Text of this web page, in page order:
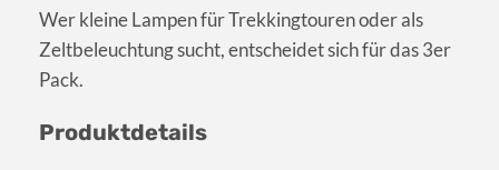
Wer kleine Lampen für Trekkingtouren oder als
Zeltbeleuchtung sucht, entscheidet sich für das 3er
Pack.
Produktdetails